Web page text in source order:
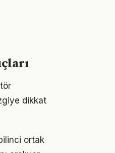
dikkat
ortak